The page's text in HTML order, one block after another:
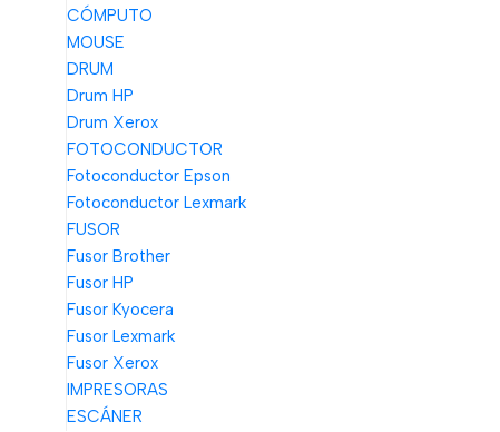
CÓMPUTO
MOUSE
DRUM
Drum HP
Drum Xerox
FOTOCONDUCTOR
Fotoconductor Epson
Fotoconductor Lexmark
FUSOR
Fusor Brother
Fusor HP
Fusor Kyocera
Fusor Lexmark
Fusor Xerox
IMPRESORAS
ESCÁNER